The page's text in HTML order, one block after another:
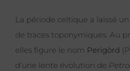
La période celtique a laissé
de traces toponymiques. Au
elles figure le nom Perigòrd
d’une lente évolution de